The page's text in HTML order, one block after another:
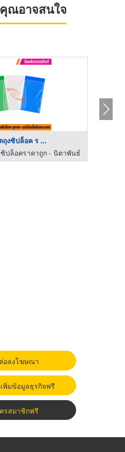
ณอาจสนใจ
ถุงซิปล็อค ร ...
ปล็อคราคาถูก - นิตาพันธ์
อลงโฆษณา
พิ่มข้อมูลธุรกิจฟรี
รสมาชิกฟรี